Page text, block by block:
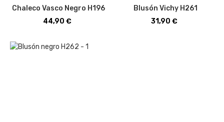
Chaleco Vasco Negro H196
Precio
44,90 €
Blusón Vichy H261
Precio
31,90 €